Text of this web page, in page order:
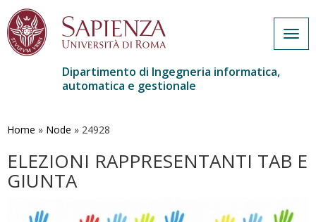
contenuto
Dipartimento di Ingegneria informatica,
automatica e gestionale
Home » Node » 24928
ELEZIONI RAPPRESENTANTI TAB E
GIUNTA